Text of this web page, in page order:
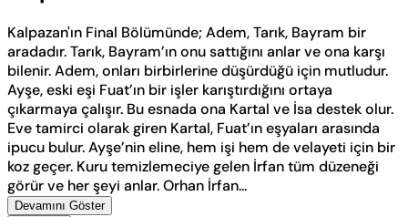
Kalpazan'ın Final Bölümünde; Adem, Tarık, Bayram bir
aradadır. Tarık, Bayram’ın onu sattığını anlar ve ona karşı
bilenir. Adem, onları birbirlerine düşürdüğü için mutludur.
Ayşe, eski eşi Fuat’ın bir işler karıştırdığını ortaya
çıkarmaya çalışır. Bu esnada ona Kartal ve İsa destek olur.
Eve tamirci olarak giren Kartal, Fuat’ın eşyaları arasında
ipucu bulur. Ayşe’nin eline, hem işi hem de velayeti için bir
koz geçer. Kuru temizlemeciye gelen İrfan tüm düzeneği
görür ve her şeyi anlar. Orhan İrfan...
Devamını Göster